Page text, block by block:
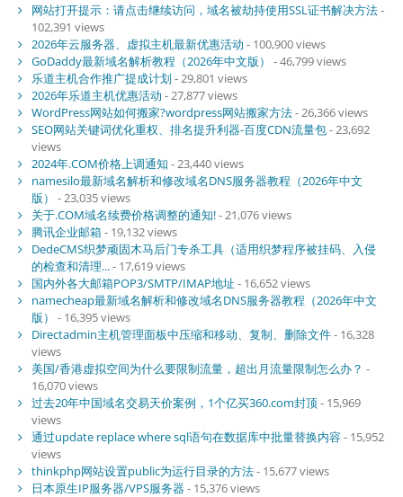
网站打开提示：请点击继续访问，域名被劫持使用SSL证书解决方法-
102,391 views
2026年云服务器、虚拟主机最新优惠活动 - 100,900 views
GoDaddy最新域名解析教程（2026年中文版）
- 46,799 views
乐道主机合作推广提成计划- 29,801 views
2026年乐道主机优惠活动 - 27,877 views
WordPress网站如何搬家?wordpress网站搬家方法- 26,366 views
SEO网站关键词优化重权、排名提升利器-百度CDN流量包- 23,692
views
2024年.COM价格上调通知 - 23,440 views
namesilo最新域名解析和修改域名DNS服务器教程（2026年中文
版）
- 23,035 views
关于.COM域名续费价格调整的通知!- 21,076 views
腾讯企业邮箱- 19,132 views
DedeCMS织梦顽固木马后门专杀工具（适用织梦程序被挂码、入侵
的检查和清理...- 17,619 views
国内外各大邮箱POP3/SMTP/IMAP地址 - 16,652 views
namecheap最新域名解析和修改域名DNS服务器教程（2026年中文
版）
- 16,395 views
Directadmin主机管理面板中压缩和移动、复制、删除文件- 16,328
views
美国/香港虚拟空间为什么要限制流量，超出月流量限制怎么办？ -
16,070 views
过去20年中国域名交易天价案例，1个亿买360.com封顶- 15,969
views
通过update replace where sql语句在数据库中批量替换内容- 15,952
views
thinkphp网站设置public为运行目录的方法- 15,677 views
日本原生IP服务器/VPS服务器 - 15,376 views